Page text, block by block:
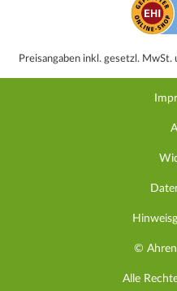
Preisangaben inkl. gesetzl.
©
Alle